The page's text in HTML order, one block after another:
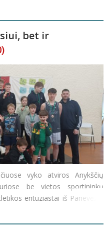
geras emocijas ir aktyvų
bet ir
vyko atviros Anykščių
be vietos sportininkų
entuziastai iš Panevėžio
paruošė Rokiškio Kūno